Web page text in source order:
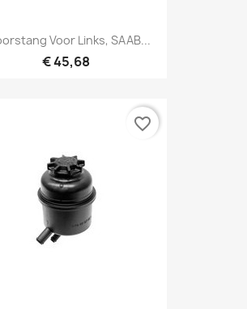
Voor Links, SAAB...
€ 45,68
favorite_border